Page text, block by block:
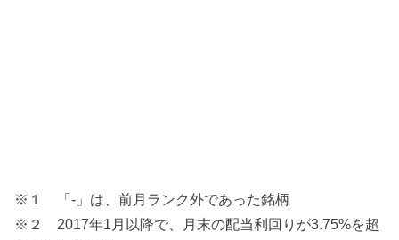
※１ 「-」は、前月ランク外であった銘柄
※２ 2017年1月以降で、月末の配当利回りが3.75%を超